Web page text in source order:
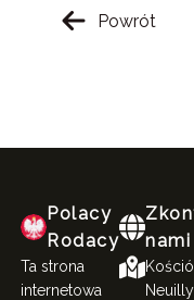
Powrót
Polacy
Rodacy
Ta strona
internetowa
nami